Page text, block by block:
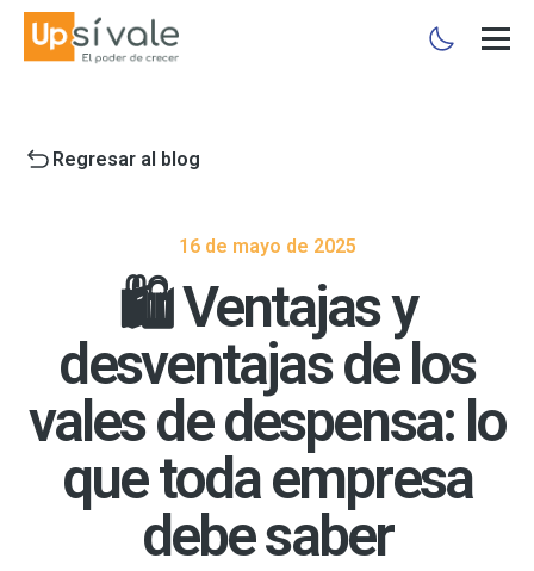
Regresar al blog
16 de mayo de 2025
🛍️ Ventajas y
desventajas de los
vales de despensa: lo
que toda empresa
debe saber